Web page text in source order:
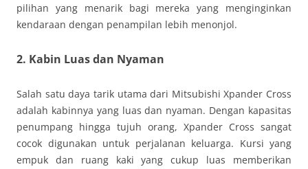
pilihan yang menarik bagi mereka yang menginginkan
kendaraan dengan penampilan lebih menonjol.
2. Kabin Luas dan Nyaman
Salah satu daya tarik utama dari Mitsubishi Xpander Cross
adalah kabinnya yang luas dan nyaman. Dengan kapasitas
penumpang hingga tujuh orang, Xpander Cross sangat
cocok digunakan untuk perjalanan keluarga. Kursi yang
empuk dan ruang kaki yang cukup luas memberikan